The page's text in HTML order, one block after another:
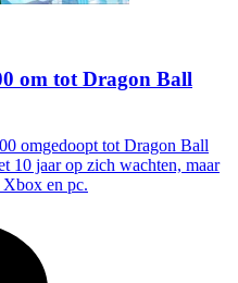
om tot Dragon Ball
omgedoopt tot Dragon Ball
10 jaar op zich wachten, maar
en pc.